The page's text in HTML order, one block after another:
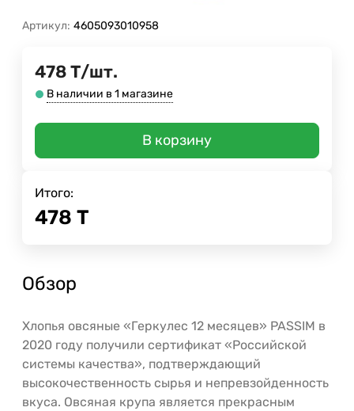
Артикул: 4605093010958
478 Т/шт.
В наличии в 1 магазине
В корзину
Итого:
478 Т
Обзор
Хлопья овсяные «Геркулес 12 месяцев» PASSIM в
2020 году получили сертификат «Российской
системы качества», подтверждающий
высокочественность сырья и непревзойденность
вкуса. Овсяная крупа является прекрасным